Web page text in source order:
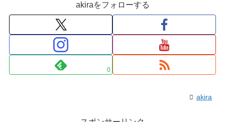
akiraをフォローする
0
akira